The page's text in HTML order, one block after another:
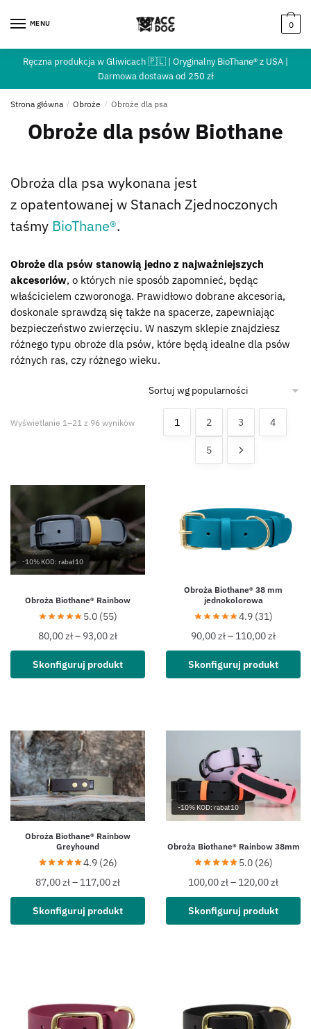
MENU 0
Ręczna produkcja w Gliwicach 🇵🇱 | Oryginalny BioThane® z USA |
Darmowa dostawa od 250 zł
Strona główna / Obroże / Obroże dla psa
Obroże dla psów Biothane
Obroża dla psa wykonana jest
z opatentowanej w Stanach Zjednoczonych
taśmy BioThane®.
Obroże dla psów stanowią jedno z najważniejszych
akcesoriów, o których nie sposób zapomnieć, będąc
właścicielem czworonoga. Prawidłowo dobrane akcesoria,
doskonale sprawdzą się także na spacerze, zapewniając
bezpieczeństwo zwierzęciu. W naszym sklepie znajdziesz
różnego typu obroże dla psów, które będą idealne dla psów
różnych ras, czy różnego wieku.
Wyświetlanie 1–21 z 96 wyników 1 2 3 4
5
-10% KOD: rabat10
Obroża Biothane® Rainbow
5.0 (55)
80,00zł– 93,00zł
Skonfiguruj produkt
Obroża Biothane® 38 mm
jednokolorowa
4.9 (31)
90,00zł– 110,00zł
Skonfiguruj produkt
Obroża Biothane® Rainbow
Greyhound
4.9 (26)
87,00zł– 117,00zł
Skonfiguruj produkt
-10% KOD: rabat10
Obroża Biothane® Rainbow 38mm
5.0 (26)
100,00zł– 120,00zł
Skonfiguruj produkt